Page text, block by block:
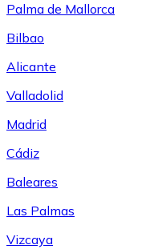
Palma de Mallorca
Bilbao
Alicante
Valladolid
Madrid
Cádiz
Baleares
Las Palmas
Vizcaya